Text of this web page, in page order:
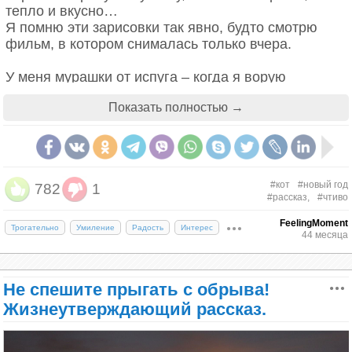
тепло и вкусно…
Я помню эти зарисовки так явно, будто смотрю
фильм, в котором снималась только вчера.
У меня мурашки от испуга – когда я ворую
на плече, или я наяву ощущаю запах выпечки и
Но вот я почему-то совершенно не помню елки, ни
одной. Хотя их там, у дедули и бабули, должно
было быть как минимум 13 (пока не переехала в
запомнить.
Почему так? Где мой Новый год? Почему он
растворился в памяти, будто ничего и не было? Я
спрашиваю свою двоюродную сестру: там, в
детстве, мы, одногодки, все праздники встречали
Показать полностью →
782 1 #кот
#новый год
#рассказ,
#чтиво
Трогательно Умиление Радость Интерес
FeelingMoment
44 месяца
Не спешите прыгать с обрыва!
Жизнеутверждающий рассказ.